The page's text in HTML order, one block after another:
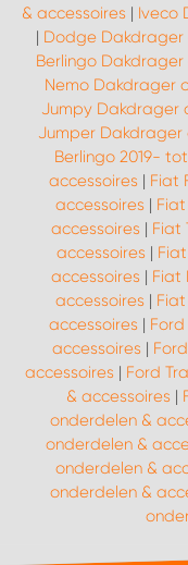
& accessoires | Iveco
| Dodge Dakdrager
Berlingo
Nemo Dakdrager
Jumpy Dakdrager
Jumper Dakdrager
Berlingo 2019-
accessoires | Fiat
accessoires |
accessoires | Fiat
accessoires |
accessoires | Fiat
accessoires |
accessoires |
accessoires |
accessoires | Ford
& accessoires |
onderdelen &
onderdelen &
onderdelen &
onderdelen &